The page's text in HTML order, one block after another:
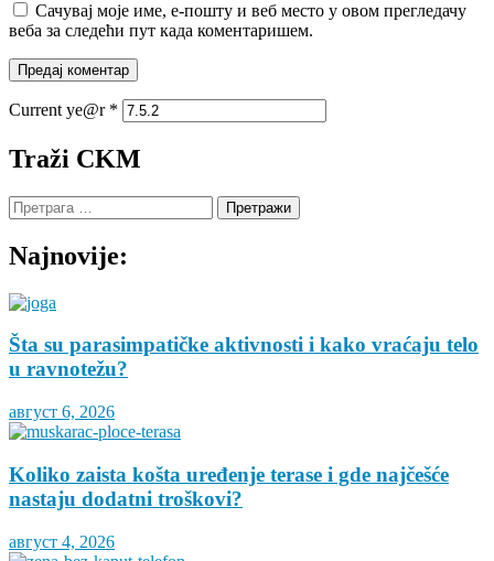
Сачувај моје име, е-пошту и веб место у овом прегледачу
веба за следећи пут када коментаришем.
Current ye@r *
Traži CKM
Претрага
за:
Najnovije:
Šta su parasimpatičke aktivnosti i kako vraćaju telo
u ravnotežu?
август 6, 2026
Koliko zaista košta uređenje terase i gde najčešće
nastaju dodatni troškovi?
август 4, 2026